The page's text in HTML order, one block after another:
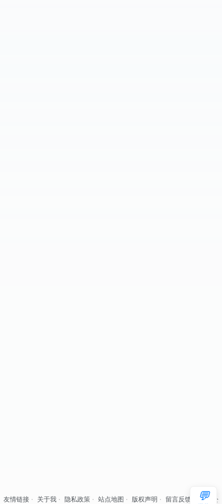
友情链接 · 关于我 · 隐私政策 · 站点地图 · 版权声明 · 留言反馈 自律公
💬